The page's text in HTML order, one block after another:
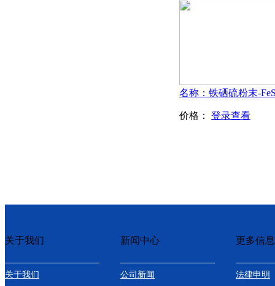
价格： 登录查看
关于我们 新闻中心 更多信息
关于我们 公司新闻 法律申明